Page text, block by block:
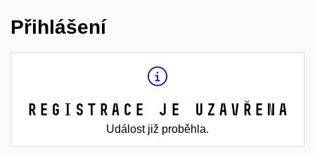
Přihlášení
Registrace je uzavřena
Událost již proběhla.